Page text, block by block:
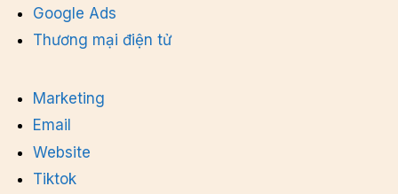
Google Ads
Thương mại điện tử
Marketing
Email
Website
Tiktok